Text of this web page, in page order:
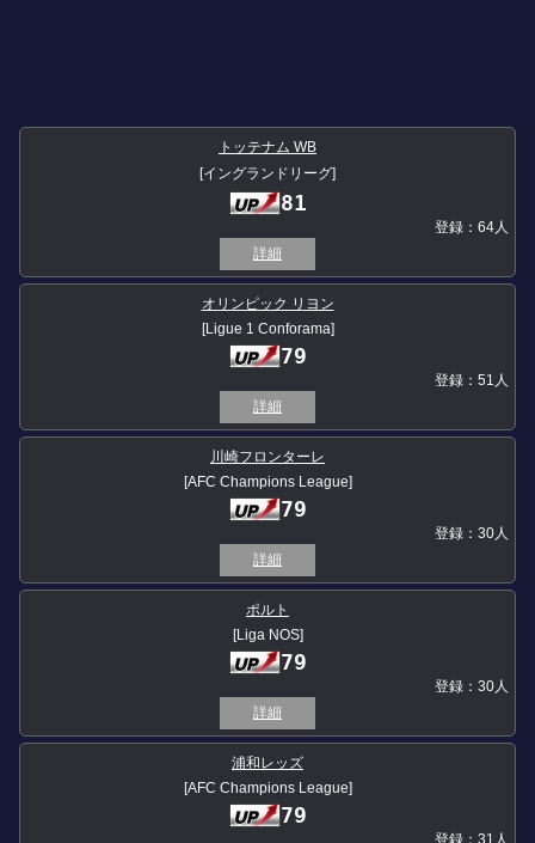
トッテナム WB
[イングランドリーグ]
81
登録：64人
詳細
オリンピック リヨン
[Ligue 1 Conforama]
79
登録：51人
詳細
川崎フロンターレ
[AFC Champions League]
79
登録：30人
詳細
ポルト
[Liga NOS]
79
登録：30人
詳細
浦和レッズ
[AFC Champions League]
79